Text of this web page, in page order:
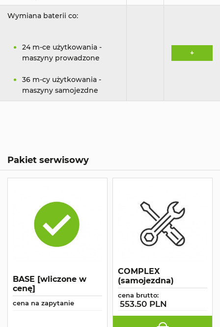
Wymiana baterii co:
24 m-ce użytkowania -
maszyny prowadzone
36 m-cy użytkowania -
maszyny samojezdne
+
Pakiet serwisowy
BASE [wliczone w
cenę]
cena na zapytanie
COMPLEX
(samojezdna)
cena brutto:
553.50 PLN